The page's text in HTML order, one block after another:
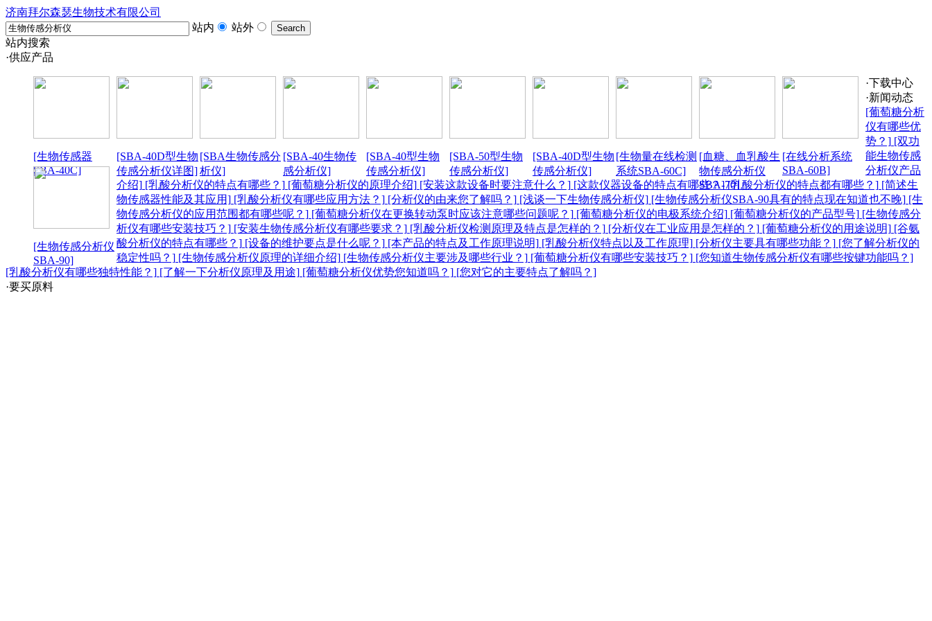
济南拜尔森瑟生物技术有限公司
站内
站外
站内搜索
·供应产品
[生物传感器
SBA-40C]
[SBA-40D型生物
传感分析仪详图]
[SBA生物传感分
析仪]
[SBA-40生物传
感分析仪]
[SBA-40型生物
传感分析仪]
[SBA-50型生物
传感分析仪]
[SBA-40D型生物
传感分析仪]
[生物量在线检测
系统SBA-60C]
[血糖、血乳酸生
物传感分析仪
SBA-70]
[在线分析系统
SBA-60B]
[生物传感分析仪
SBA-90]
·下载中心
·新闻动态
[葡萄糖分析
仪有哪些优
势？] [双功
能生物传感
分析仪产品
介绍] [乳酸分析仪的特点有哪些？] [葡萄糖分析仪的原理介绍] [安装这款设备时要注意什么？] [这款仪器设备的特点有哪些？][乳酸分析仪的特点都有哪些？] [简述生
物传感器性能及其应用] [乳酸分析仪有哪些应用方法？] [分析仪的由来您了解吗？] [浅谈一下生物传感分析仪] [生物传感分析仪SBA-90具有的特点现在知道也不晚] [生
物传感分析仪的应用范围都有哪些呢？] [葡萄糖分析仪在更换转动泵时应该注意哪些问题呢？] [葡萄糖分析仪的电极系统介绍] [葡萄糖分析仪的产品型号] [生物传感分
析仪有哪些安装技巧？] [安装生物传感分析仪有哪些要求？] [乳酸分析仪检测原理及特点是怎样的？] [分析仪在工业应用是怎样的？] [葡萄糖分析仪的用途说明] [谷氨
酸分析仪的特点有哪些？] [设备的维护要点是什么呢？] [本产品的特点及工作原理说明] [乳酸分析仪特点以及工作原理] [分析仪主要具有哪些功能？] [您了解分析仪的
稳定性吗？] [生物传感分析仪原理的详细介绍] [生物传感分析仪主要涉及哪些行业？] [葡萄糖分析仪有哪些安装技巧？] [您知道生物传感分析仪有哪些按键功能吗？]
[乳酸分析仪有哪些独特性能？] [了解一下分析仪原理及用途] [葡萄糖分析仪优势您知道吗？] [您对它的主要特点了解吗？]
·要买原料